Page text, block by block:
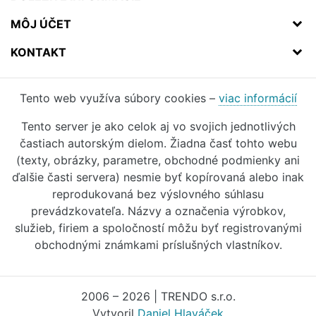
MÔJ ÚČET
KONTAKT
Tento web využíva súbory cookies – viac informácií
Tento server je ako celok aj vo svojich jednotlivých
častiach autorským dielom. Žiadna časť tohto webu
(texty, obrázky, parametre, obchodné podmienky ani
ďalšie časti servera) nesmie byť kopírovaná alebo inak
reprodukovaná bez výslovného súhlasu
prevádzkovateľa. Názvy a označenia výrobkov,
služieb, firiem a spoločností môžu byť registrovanými
obchodnými známkami príslušných vlastníkov.
2006 – 2026 | TRENDO s.r.o.